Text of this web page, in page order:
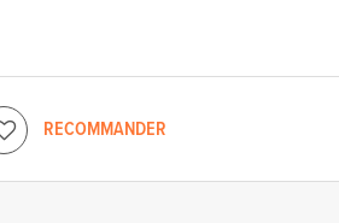
RECOMMANDER